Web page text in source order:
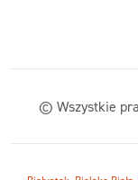
© Wszystkie